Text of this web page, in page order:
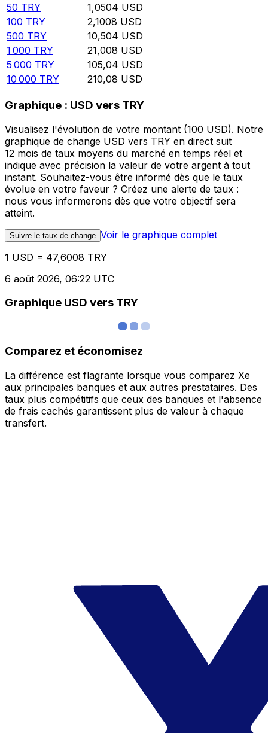
50 TRY 1,0504 USD
100 TRY 2,1008 USD
500 TRY 10,504 USD
1 000 TRY 21,008 USD
5 000 TRY 105,04 USD
10 000 TRY 210,08 USD
Graphique : USD vers TRY
Visualisez l'évolution de votre montant (100 USD). Notre
graphique de change USD vers TRY en direct suit
12 mois de taux moyens du marché en temps réel et
indique avec précision la valeur de votre argent à tout
instant. Souhaitez-vous être informé dès que le taux
évolue en votre faveur ? Créez une alerte de taux :
nous vous informerons dès que votre objectif sera
atteint.
Suivre le taux de change Voir le graphique complet
1 USD = 47,6008 TRY
6 août 2026, 06:22 UTC
Graphique USD vers TRY
Comparez et économisez
La différence est flagrante lorsque vous comparez Xe
aux principales banques et aux autres prestataires. Des
taux plus compétitifs que ceux des banques et l'absence
de frais cachés garantissent plus de valeur à chaque
transfert.